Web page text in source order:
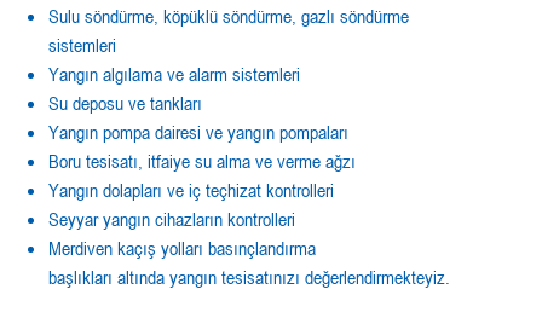
Sulu söndürme, köpüklü söndürme, gazlı söndürme
sistemleri
Yangın algılama ve alarm sistemleri
Su deposu ve tankları
Yangın pompa dairesi ve yangın pompaları
Boru tesisatı, itfaiye su alma ve verme ağzı
Yangın dolapları ve iç teçhizat kontrolleri
Seyyar yangın cihazların kontrolleri
Merdiven kaçış yolları basınçlandırma
başlıkları altında yangın tesisatınızı değerlendirmekteyiz.